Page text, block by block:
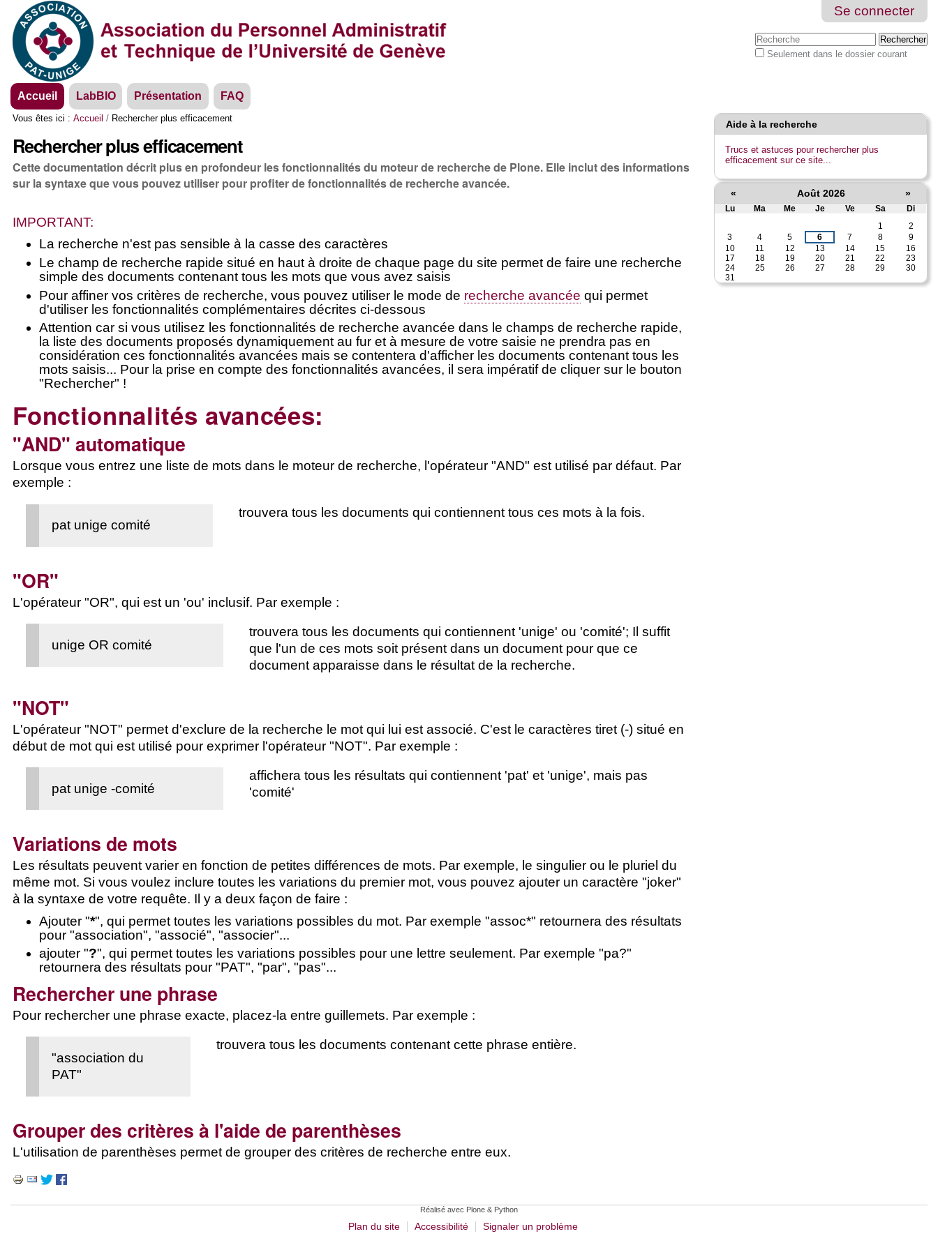
Aller
au
contenu.
Aller
la
navigation
Outils
personnels
Se connecter
Chercher par
Seulement dans le dossier courant
Navigation
Accueil LabBIO Présentation FAQ
Vous êtes ici : Accueil / Rechercher plus efficacement
Rechercher plus efficacement
Cette documentation décrit plus en profondeur les fonctionnalités du moteur de recherche de Plone. Elle inclut des informations
sur la syntaxe que vous pouvez utiliser pour profiter de fonctionnalités de recherche avancée.
IMPORTANT:
La recherche n'est pas sensible à la casse des caractères
Le champ de recherche rapide situé en haut à droite de chaque page du site permet de faire une recherche
simple des documents contenant tous les mots que vous avez saisis
Pour affiner vos critères de recherche, vous pouvez utiliser le mode de recherche avancée qui permet
d'utiliser les fonctionnalités complémentaires décrites ci-dessous
Attention car si vous utilisez les fonctionnalités de recherche avancée dans le champs de recherche rapide,
la liste des documents proposés dynamiquement au fur et à mesure de votre saisie ne prendra pas en
considération ces fonctionnalités avancées mais se contentera d'afficher les documents contenant tous les
mots saisis... Pour la prise en compte des fonctionnalités avancées, il seraimpératif de cliquer sur le bouton
"Rechercher" !
Fonctionnalités avancées:
"AND" automatique
Lorsque vous entrez une liste de mots dans le moteur de recherche, l'opérateur "AND" est utilisé par défaut. Par
exemple :
pat unige comité
trouvera tous les documents qui contiennent tous ces mots à la fois.
"OR"
L'opérateur "OR", qui est un 'ou' inclusif. Par exemple :
unige OR comité
trouvera tous les documents qui contiennent 'unige' ou 'comité'; Il suffit
que l'un de ces mots soit présent dans un document pour que ce
document apparaisse dans le résultat de la recherche.
"NOT"
L'opérateur "NOT" permet d'exclurede la recherche le mot qui lui est associé. C'est le caractères tiret (-) situé en
début de mot qui est utilisé pour exprimer l'opérateur "NOT". Par exemple :
pat unige -comité
affichera tous les résultats qui contiennent 'pat' et 'unige', mais pas
'comité'
Variations de mots
Les résultats peuvent varier en fonction de petites différences de mots. Par exemple, le singulier ou le pluriel du
même mot. Si vous voulez inclure toutes les variations du premier mot, vous pouvez ajouter un caractère "joker"
à la syntaxe de votre requête. Il y a deux façon de faire :
Ajouter "*", qui permet toutes les variations possibles du mot. Par exemple "assoc*" retournera des résultats
pour "association", "associé", "associer"...
ajouter "?", qui permet toutes les variations possibles pour une lettre seulement. Par exemple "pa?"
retournera des résultats pour "PAT", "par", "pas"...
Rechercher une phrase
Pour rechercher une phrase exacte, placez-la entre guillemets. Par exemple :
"association du
PAT"
trouvera tous les documents contenant cette phrase entière.
Grouper des critères à l'aide de parenthèses
L'utilisation de parenthèses permet de grouper des critères de recherche entre eux.
Actions
le
Aide à la recherche
Trucs et astuces pour rechercher plus
efficacement sur ce site...
« Août 2026 »
Lu Ma Me Je Ve Sa Di
1
2
3
4 5 6 7 8
9
10
11 12 13 14 15
16
17
18 19 20 21 22
23
24
25 26 27 28 29
30
31
Réalisé avec Plone & Python
Plan du site Accessibilité Signaler un problème